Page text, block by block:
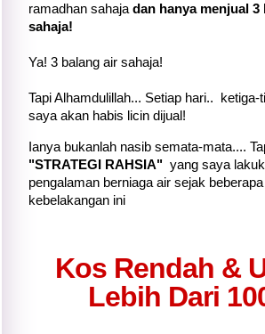
ramadhan sahaja dan hanya menjual 3
sahaja!
Ya! 3 balang air sahaja!
Tapi Alhamdulillah... Setiap hari.. ketiga-
saya akan habis licin dijual!
Ianya bukanlah nasib semata-mata....
"STRATEGI RAHSIA" yang saya
pengalaman berniaga air sejak
kebelakangan ini
Kos Rendah &
Lebih Dari